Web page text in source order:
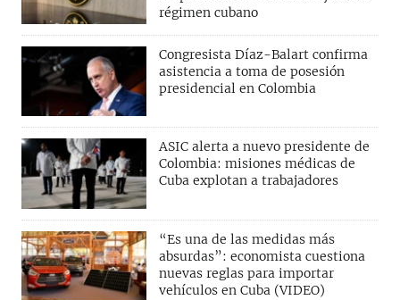
régimen cubano
Congresista Díaz-Balart confirma
asistencia a toma de posesión
presidencial en Colombia
ASIC alerta a nuevo presidente de
Colombia: misiones médicas de
Cuba explotan a trabajadores
“Es una de las medidas más
absurdas”: economista cuestiona
nuevas reglas para importar
vehículos en Cuba (VIDEO)